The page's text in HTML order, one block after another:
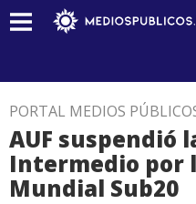
PORTAL MEDIOS
AUF suspendió
Intermedio por
Mundial Sub20